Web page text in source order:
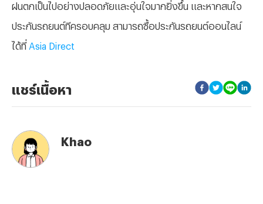
ฝนตกเป็นไปอย่างปลอดภัยและอุ่นใจมากยิ่งขึ้น และหากสนใจ
ประกันรถยนต์ทีครอบคลุม สามารถซื้อประกันรถยนต์ออนไลน์
ได้ที่ Asia Direct
แชร์เนื้อหา
Khao